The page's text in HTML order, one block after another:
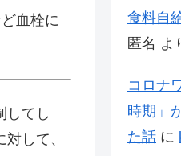
血栓に
してし
して、
食料自
匿名 よ
コロナ
時期」
た話 に